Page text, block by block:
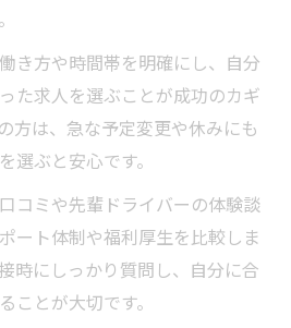
き方や時間帯を明確にし、自分
た求人を選ぶことが成功のカギ
方は、急な予定変更や休みにも
選ぶと安心です。
コミや先輩ドライバーの体験談
ート体制や福利厚生を比較しま
時にしっかり質問し、自分に合
ことが大切です。